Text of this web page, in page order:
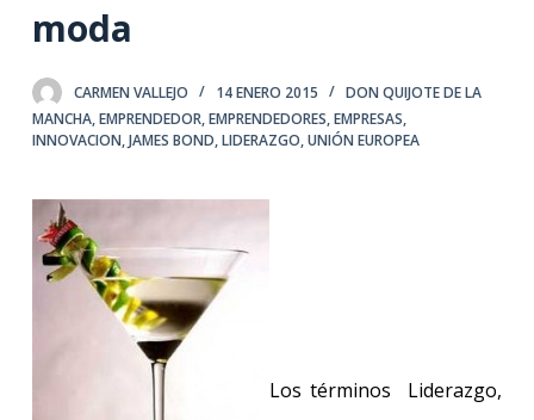
n
d
moda
CARMEN VALLEJO 14 ENERO 2015
DON QUIJOTE DE LA
MANCHA,EMPRENDEDOR,EMPRENDEDORES,EMPRESAS,
INNOVACION,JAMES BOND,LIDERAZGO,UNIÓN EUROPEA
Los términos Liderazgo,